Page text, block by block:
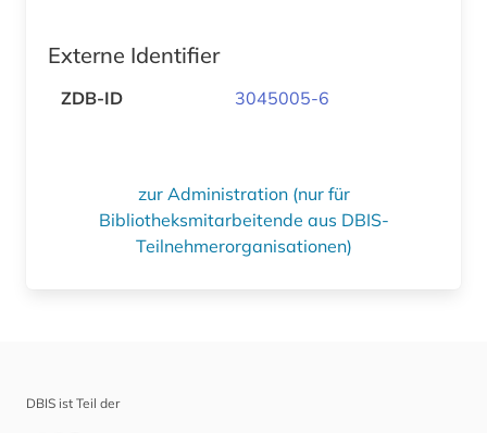
Externe Identifier
ZDB-ID 3045005-6
zur Administration (nur für
Bibliotheksmitarbeitende aus DBIS-
Teilnehmerorganisationen)
DBIS ist Teil der